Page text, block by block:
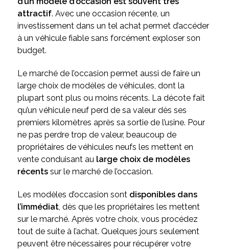
attractif. Avec une occasion récente, un
investissement dans un tel achat permet d’accéder
à un véhicule fiable sans forcément exploser son
budget.
Le marché de l’occasion permet aussi de faire un
large choix de modèles de véhicules, dont la
plupart sont plus ou moins récents. La décote fait
qu’un véhicule neuf perd de sa valeur dès ses
premiers kilomètres après sa sortie de l’usine. Pour
ne pas perdre trop de valeur, beaucoup de
propriétaires de véhicules neufs les mettent en
vente conduisant au large choix de modèles
récentssur le marché de l’occasion.
Les modèles d’occasion sont disponibles dans
l’immédiat, dès que les propriétaires les mettent
sur le marché. Après votre choix, vous procédez
tout de suite à l’achat. Quelques jours seulement
peuvent être nécessaires pour récupérer votre